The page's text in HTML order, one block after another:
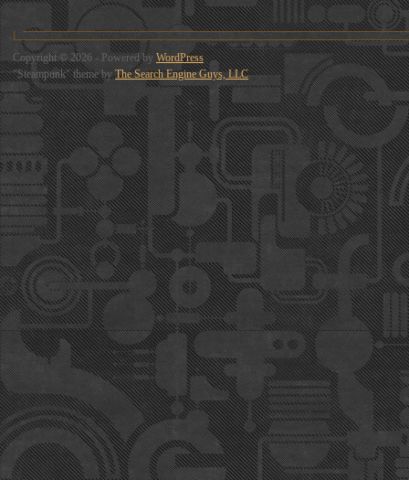
Copyright © 2026 - Powered byWordPress
"Steampunk" theme byThe Search Engine Guys, LLC